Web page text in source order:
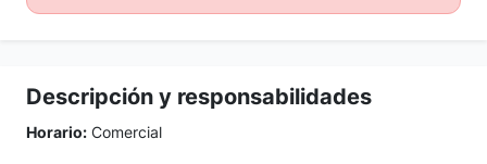
Descripción y responsabilidades
Horario: Comercial